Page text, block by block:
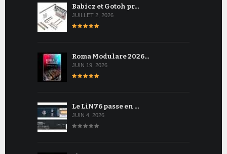
Babicz et Gotoh pr…
JUILLET 2, 2026
Roma Modulare 2026…
JUIN 19, 2026
Le LiN76 passe en …
JUIN 4, 2026